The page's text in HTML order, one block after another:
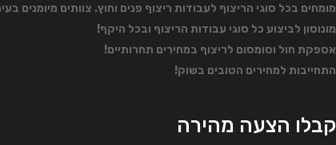
מומחים בכל סוגי הריצוף לעבודות ריצוף פנים וחוץ. צוותים מיומנים
מונוסון לביצוע כל סוגי עבודות הריצוף ובכל היקף!
אספקת חול וסומסום לריצוף במחירים תחרותיים!
התחייבות למחירים הטובים בשוק!
קבלו הצעה מהירה